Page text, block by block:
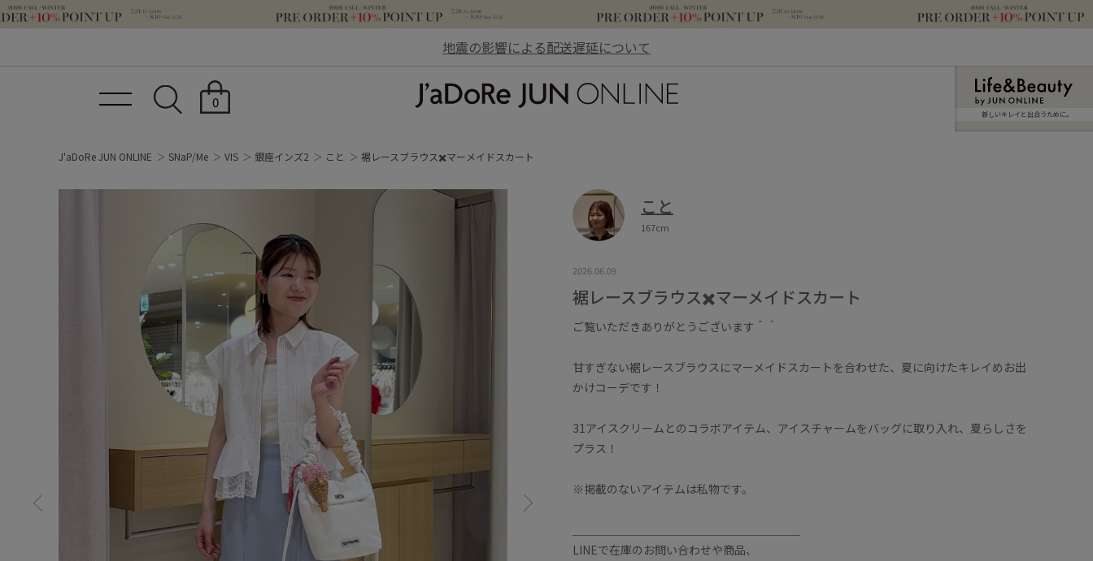
地震の影響による配送遅延について
0
新しいキレイと出合うために。
J'aDoRe JUN ONLINE SNaP/Me VIS 銀座インズ2 こと 裾レースブラウス✖️マーメイドスカート
こと
167cm
2026.06.09
裾レースブラウス✖️マーメイドスカート
ご覧いただきありがとうございます＾＾
甘すぎない裾レースブラウスにマーメイドスカートを合わせた、夏に向けたキレイめお出
かけコーデです！
31アイスクリームとのコラボアイテム、アイスチャームをバッグに取り入れ、夏らしさを
プラス！
※掲載のないアイテムは私物です。
LINEで在庫のお問い合わせや商品、